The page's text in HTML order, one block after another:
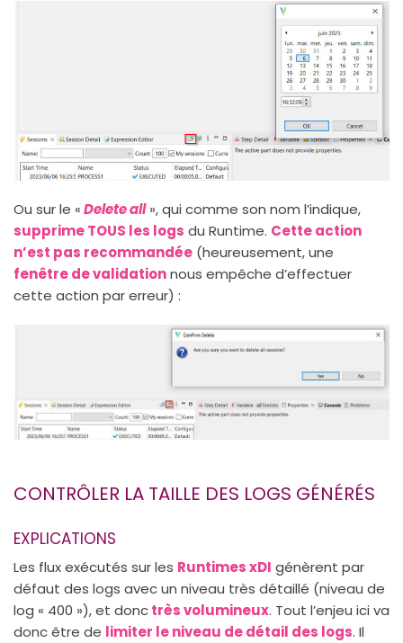
Ou sur le «Delete all», qui comme son nom l’indique,
supprime TOUS les logs du Runtime. Cette action
n’est pas recommandée (heureusement, une
fenêtre de validationnous empêche d’effectuer
cette action par erreur) :
CONTRÔLER LA TAILLE DES LOGS GÉNÉRÉS
EXPLICATIONS
Les flux exécutés sur les Runtimes xDI génèrent par
défaut des logs avec un niveau très détaillé (niveau de
log « 400 »), et donctrès volumineux. Tout l’enjeu ici va
donc être de limiter le niveau de détail des logs. Il